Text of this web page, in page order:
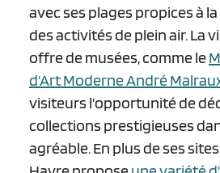
avec ses plages propices à
des activités de plein air. La
offre de musées, comme le
d'Art Moderne André
visiteurs l'opportunité de
collections prestigieuses
agréable. En plus de ses